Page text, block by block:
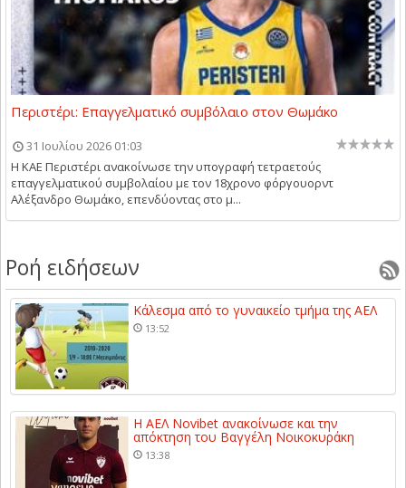
Περιστέρι: Επαγγελματικό συμβόλαιο στον Θωμάκο
31 Ιουλίου 2026 01:03
Η ΚΑΕ Περιστέρι ανακοίνωσε την υπογραφή τετραετούς
επαγγελματικού συμβολαίου με τον 18χρονο φόργουορντ
Αλέξανδρο Θωμάκο, επενδύοντας στο μ...
Ροή ειδήσεων
Κάλεσμα από το γυναικείο τμήμα της ΑΕΛ
13:52
Η ΑΕΛ Novibet ανακοίνωσε και την
απόκτηση του Βαγγέλη Νοικοκυράκη
13:38